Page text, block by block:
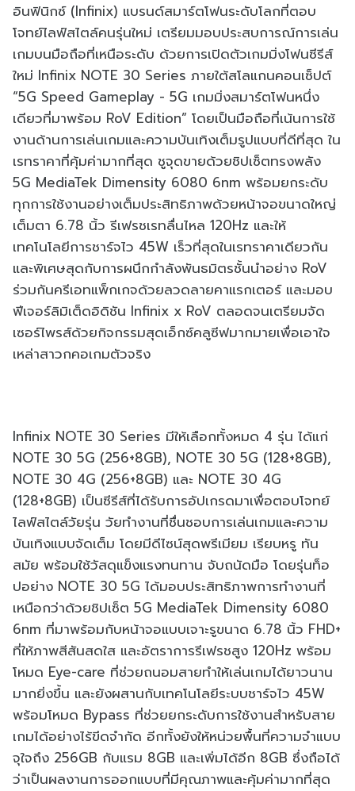
อินฟินิกซ์ (Infinix) แบรนด์สมาร์ตโฟนระดับโลกที่ตอบ
โจทย์ไลฟ์สไตล์คนรุ่นใหม่ เตรียมมอบประสบการณ์การเล่น
เกมบนมือถือที่เหนือระดับ ด้วยการเปิดตัวเกมมิ่งโฟนซีรีส์
ใหม่ Infinix NOTE 30 Series ภายใต้สโลแกนคอนเซ็ปต์
“5G Speed Gameplay - 5G เกมมิ่งสมาร์ตโฟนหนึ่ง
เดียวที่มาพร้อม RoV Edition” โดยเป็นมือถือที่เน้นการใช้
งานด้านการเล่นเกมและความบันเทิงเต็มรูปแบบที่ดีที่สุด ใน
เรทราคาที่คุ้มค่ามากที่สุด ชูจุดขายด้วยชิปเซ็ตทรงพลัง
5G MediaTek Dimensity 6080 6nm พร้อมยกระดับ
ทุกการใช้งานอย่างเต็มประสิทธิภาพด้วยหน้าจอขนาดใหญ่
เต็มตา 6.78 นิ้ว รีเฟรชเรทลื่นไหล 120Hz และให้
เทคโนโลยีการชาร์จไว 45W เร็วที่สุดในเรทราคาเดียวกัน
และพิเศษสุดกับการผนึกกำลังพันธมิตรชั้นนำอย่าง RoV
ร่วมกันครีเอทแพ็กเกจด้วยลวดลายคาแรกเตอร์ และมอบ
ฟีเจอร์ลิมิเต็ดอิดิชัน Infinix x RoV ตลอดจนเตรียมจัด
เซอร์ไพรส์ด้วยกิจกรรมสุดเอ็กซ์คลูซีฟมากมายเพื่อเอาใจ
เหล่าสาวกคอเกมตัวจริง
Infinix NOTE 30 Series มีให้เลือกทั้งหมด 4 รุ่น ได้แก่
NOTE 30 5G (256+8GB), NOTE 30 5G (128+8GB),
NOTE 30 4G (256+8GB) และ NOTE 30 4G
(128+8GB) เป็นซีรีส์ที่ได้รับการอัปเกรดมาเพื่อตอบโจทย์
ไลฟ์สไตล์วัยรุ่น วัยทำงานที่ชื่นชอบการเล่นเกมและความ
บันเทิงแบบจัดเต็ม โดยมีดีไซน์สุดพรีเมียม เรียบหรู ทัน
สมัย พร้อมใช้วัสดุแข็งแรงทนทาน จับถนัดมือ โดยรุ่นท็อ
ปอย่าง NOTE 30 5G ได้มอบประสิทธิภาพการทำงานที่
เหนือกว่าด้วยชิปเซ็ต 5G MediaTek Dimensity 6080
6nm ที่มาพร้อมกับหน้าจอแบบเจาะรูขนาด 6.78 นิ้ว FHD+
ที่ให้ภาพสีสันสดใส และอัตราการรีเฟรชสูง 120Hz พร้อม
โหมด Eye-care ที่ช่วยถนอมสายทำให้เล่นเกมได้ยาวนาน
มากยิ่งขึ้น และยังผสานกับเทคโนโลยีระบบชาร์จไว 45W
พร้อมโหมด Bypass ที่ช่วยยกระดับการใช้งานสำหรับสาย
เกมได้อย่างไร้ขีดจำกัด อีกทั้งยังให้หน่วยพื้นที่ความจำแบบ
จุใจถึง 256GB กับแรม 8GB และเพิ่มได้อีก 8GB ซึ่งถือได้
ว่าเป็นผลงานการออกแบบที่มีคุณภาพและคุ้มค่ามากที่สุด